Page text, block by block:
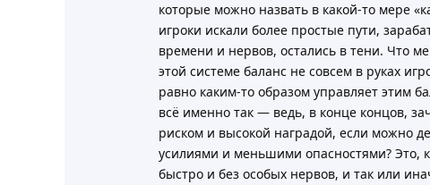
которые можно назвать в какой-то мере
игроки искали более простые пути,
времени и нервов, остались в тени. Что
этой системе баланс не совсем в руках
равно каким-то образом управляет этим
всё именно так — ведь, в конце концов,
риском и высокой наградой, если можно
усилиями и меньшими опасностями? Это,
быстро и без особых нервов, и так или